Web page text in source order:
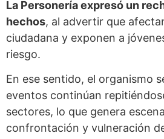
La Personería expresó un
hechos, al advertir que
ciudadana y exponen a
riesgo.
En ese sentido, el organismo
eventos continúan
sectores, lo que genera
confrontación y vulneración